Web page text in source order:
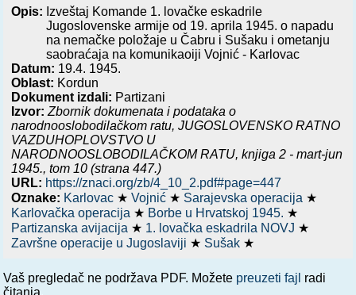
Opis: Izveštaj Komande 1. lovačke eskadrile
Jugoslovenske armije od 19. aprila 1945. o napadu
na nemačke položaje u Čabru i Sušaku i ometanju
saobraćaja na komunikaoiji Vojnić - Karlovac
Datum: 19.4. 1945.
Oblast: Kordun
Dokument izdali: Partizani
Izvor: Zbornik dokumenata i podataka o
narodnooslobodilačkom ratu,JUGOSLOVENSKO RATNO
VAZDUHOPLOVSTVO U
NARODNOOSLOBODILAČKOM RATU, knjiga 2 - mart-jun
1945., tom 10 (strana 447.)
URL: https://znaci.org/zb/4_10_2.pdf#page=447
Oznake: Karlovac ★Vojnić ★ Sarajevska operacija ★
Karlovačka operacija ★ Borbe u Hrvatskoj 1945. ★
Partizanska avijacija ★ 1. lovačka eskadrila NOVJ ★
Završne operacije u Jugoslaviji ★ Sušak ★
Vaš pregledač ne podržava PDF. Možete preuzeti fajl radi
čitanja.